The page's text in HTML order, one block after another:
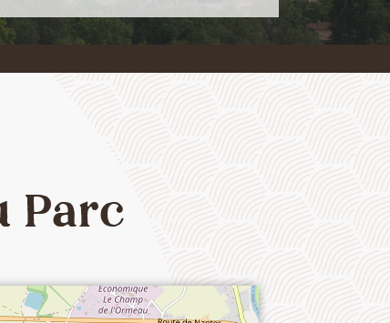
Parc